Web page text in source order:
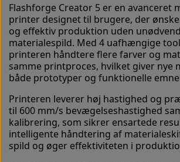
Flashforge Creator 5 er en avanceret
printer designet til brugere, der
og effektiv produktion uden
materialespild. Med 4 uafhængige
printeren håndtere flere farver og
samme printproces, hvilket giver nye
både prototyper og funktionelle
Printeren leverer høj hastighed og
til 600 mm/s bevægelseshastighed
kalibrering, som sikrer ensartede
intelligente håndtering af
spild og øger effektiviteten i